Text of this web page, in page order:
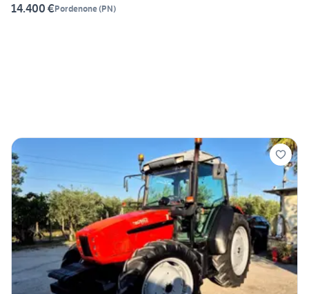
14.400 €Pordenone(PN)